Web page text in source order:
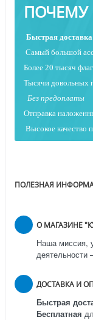
Быстрая доставка
Самый большой
Более 20 тысяч
Тысячи довольных
Без предоплаты
Отправка
Высокое качество
ПОЛЕЗНАЯ
О МАГАЗИНЕ
Наша миссия,
деятельности
ДОСТАВКА И
Быстрая
Бесплатная